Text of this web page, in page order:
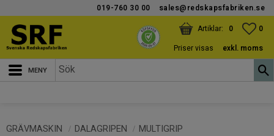
Meny
019-760 30 00 sales@redskapsfabriken.se
0
KUNDVAGN
ANTAL PRODUKTER:
0
Priser visas
exkl. moms
GRÄVMASKIN DALAGRIPEN MULTIGRIP